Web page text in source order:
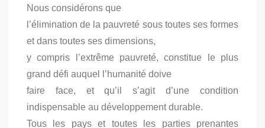
Nous considérons que
l’élimination de la pauvreté sous toutes ses formes
et dans toutes ses dimensions,
y compris l’extrême pauvreté, constitue le plus
grand défi auquel l’humanité doive
faire face, et qu’il s’agit d’une condition
indispensable au développement durable.
Tous les pays et toutes les parties prenantes